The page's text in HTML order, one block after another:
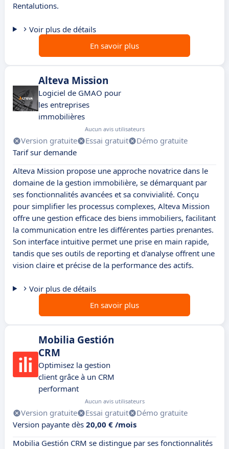
Rentalutions.
Voir plus de détails
En savoir plus
Alteva Mission
Logiciel de GMAO pour
les entreprises
immobilières
Aucun avis utilisateurs
Version gratuite Essai gratuit
Démo gratuite
Tarif sur demande
Alteva Mission propose une approche novatrice dans le
domaine de la gestion immobilière, se démarquant par
ses fonctionnalités avancées et sa convivialité. Conçu
pour simplifier les processus complexes, Alteva Mission
offre une gestion efficace des biens immobiliers, facilitant
la communication entre les différentes parties prenantes.
Son interface intuitive permet une prise en main rapide,
tandis que ses outils de reporting et d'analyse offrent une
vision claire et précise de la performance des actifs.
Voir plus de détails
En savoir plus
Mobilia Gestión
CRM
Optimisez la gestion
client grâce à un CRM
performant
Aucun avis utilisateurs
Version gratuite Essai gratuit
Démo gratuite
Version payante dès 20,00 € /mois
Mobilia Gestión CRM se distingue par ses fonctionnalités